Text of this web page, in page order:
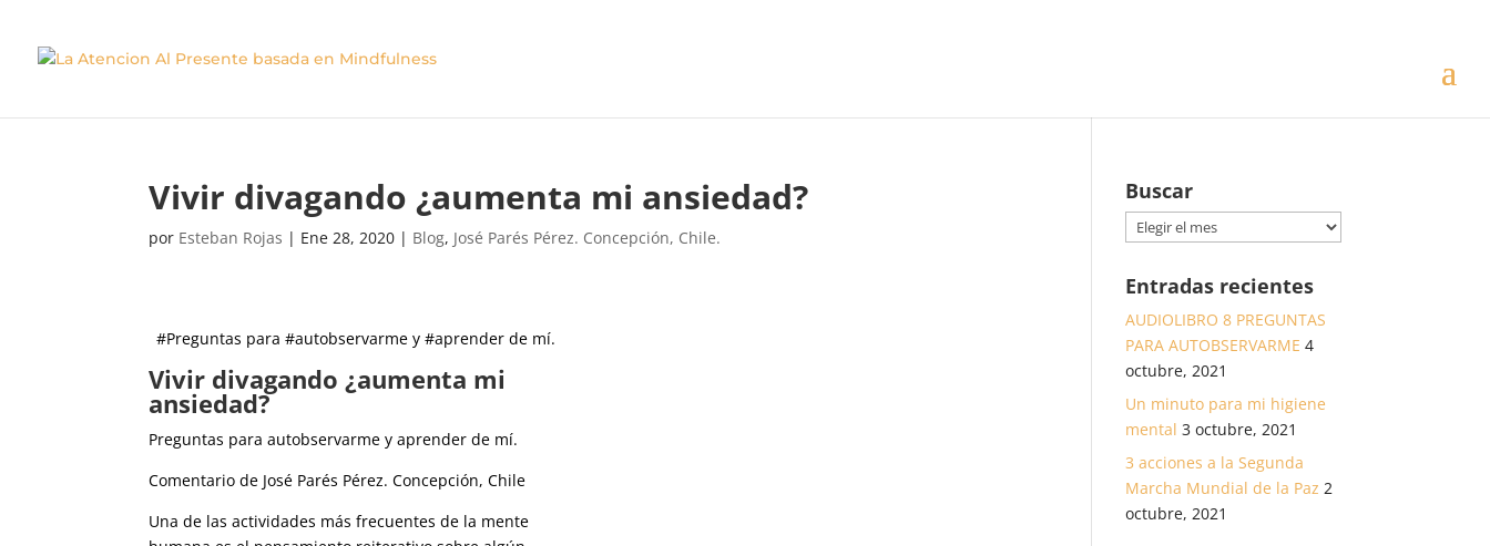
Vivir divagando ¿aumenta mi ansiedad?
por Esteban Rojas | Ene 28, 2020 | Blog, José Parés Pérez. Concepción, Chile.
#Preguntas para #autobservarme y #aprender de mí.
Vivir divagando ¿aumenta mi
ansiedad?
Preguntas para autobservarme y aprender de mí.
Comentario de José Parés Pérez. Concepción, Chile
Una de las actividades más frecuentes de la mente
Buscar
Buscar
Entradas recientes
AUDIOLIBRO 8 PREGUNTAS
PARA AUTOBSERVARME 4
octubre, 2021
Un minuto para mi higiene
mental 3 octubre, 2021
3 acciones a la Segunda
Marcha Mundial de la Paz 2
octubre, 2021